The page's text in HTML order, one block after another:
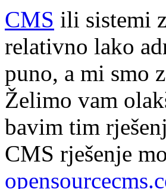
CMS ili sistemi
relativno lako
puno, a mi smo
Želimo vam
bavim tim
CMS rješenje